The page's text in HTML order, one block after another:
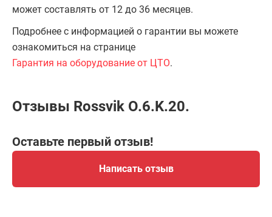
может составлять от 12 до 36 месяцев.
Подробнее с информацией о гарантии вы можете
ознакомиться на странице
Гарантия на оборудование от ЦТО.
Отзывы Rossvik O.6.K.20.
Оставьте первый отзыв!
Написать отзыв